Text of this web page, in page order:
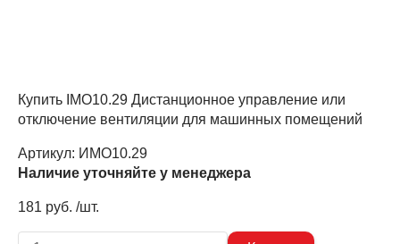
Купить IMO10.29 Дистанционное управление или
отключение вентиляции для машинных помещений
Артикул: ИМО10.29
Наличие уточняйте у менеджера
181 руб. /шт.